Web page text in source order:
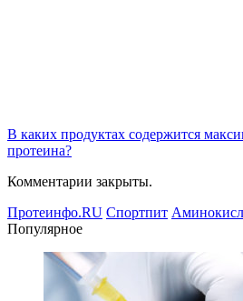
В каких продуктах содержится
протеина?
Комментарии закрыты.
Протеинфо.RU Спортпит
Популярное